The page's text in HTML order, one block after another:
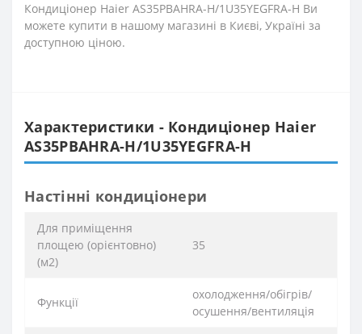
Кондиціонер Haier AS35PBAHRA-H/1U35YEGFRA-H Ви
можете купити в нашому магазині в Києві, Україні за
доступною ціною.
Характеристики - Кондиціонер Haier
AS35PBAHRA-H/1U35YEGFRA-H
Настінні кондиціонери
Для приміщення
площею (орієнтовно)
(м2)
35
Функції
охолодження/обігрів/
осушення/вентиляція